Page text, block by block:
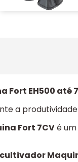
EH500 até
a
Fort 7CVé